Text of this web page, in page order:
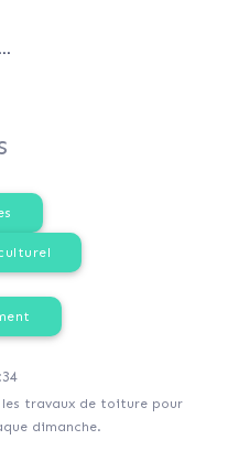
travaux de toiture pour
dimanche.